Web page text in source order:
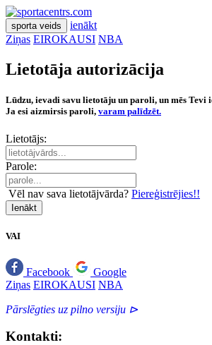
sporta veids
ienākt
Ziņas EIROKAUSI NBA
Lietotāja autorizācija
Lūdzu, ievadi savu lietotāju un paroli, un mēs Tevi
Ja esi aizmirsis paroli, varam palīdzēt.
Lietotājs:
Parole:
Vēl nav sava lietotājvārda? Piereģistrējies!!
Ienākt
VAI
Facebook
Google
Ziņas EIROKAUSI NBA
Pārslēgties uz pilno versiju ⊳
Kontakti: